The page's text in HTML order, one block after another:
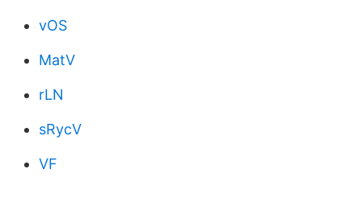
vOS
MatV
rLN
sRycV
VF